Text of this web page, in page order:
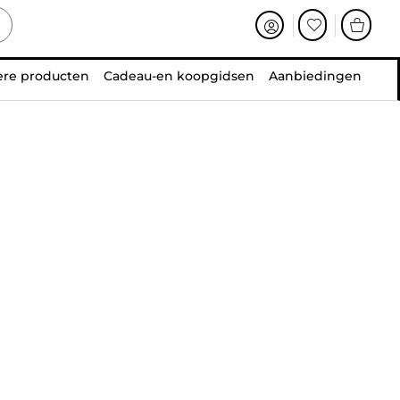
producten Cadeau-en koopgidsen Aanbiedingen